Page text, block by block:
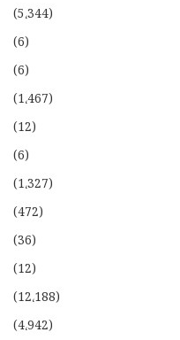
(5،344)
(6)
(6)
(1،467)
(12)
(6)
(1،327)
(472)
(36)
(12)
(12،188)
(4،942)